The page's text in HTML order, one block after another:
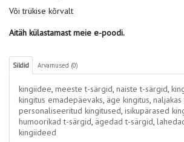
Või trükise kõrvalt
Aitäh külastamast meie e-poodi.
Sildid Arvamused (0)
kingiidee, meeste t-särgid, naiste t-särgid,
kingitus emadepäevaks, äge kingitus,
personaliseeritud kingitused, isikupärased
humoorikad t-särgid, ägedad t-särgid,
kingiideed